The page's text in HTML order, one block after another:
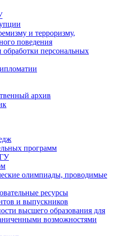
и терроризму,
поведения
персональных
архив
программ
олимпиады, проводимые
ресурсы
и выпускников
высшего образования для
возможностями